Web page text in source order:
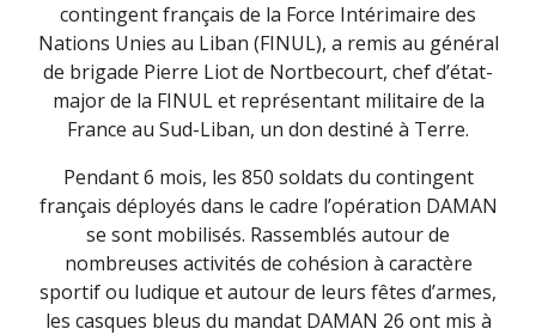
contingent français de la Force Intérimaire des
Nations Unies au Liban (FINUL), a remis au général
de brigade Pierre Liot de Nortbecourt, chef d’état-
major de la FINUL et représentant militaire de la
France au Sud-Liban, un don destiné à Terre.
Pendant 6 mois, les 850 soldats du contingent
français déployés dans le cadre l’opération DAMAN
se sont mobilisés. Rassemblés autour de
nombreuses activités de cohésion à caractère
sportif ou ludique et autour de leurs fêtes d’armes,
les casques bleus du mandat DAMAN 26 ont mis à